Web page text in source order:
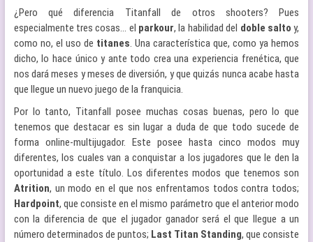
¿Pero qué diferencia Titanfall de otros shooters? Pues
especialmente tres cosas… el parkour, la habilidad del doble salto y,
como no, el uso de titanes. Una característica que, como ya hemos
dicho, lo hace único y ante todo crea una experiencia frenética, que
nos dará meses y meses de diversión, y que quizás nunca acabe hasta
que llegue un nuevo juego de la franquicia.
Por lo tanto, Titanfall posee muchas cosas buenas, pero lo que
tenemos que destacar es sin lugar a duda de que todo sucede de
forma online-multijugador. Este posee hasta cinco modos muy
diferentes, los cuales van a conquistar a los jugadores que le den la
oportunidad a este título. Los diferentes modos que tenemos son
Atrition, un modo en el que nos enfrentamos todos contra todos;
Hardpoint, que consiste en el mismo parámetro que el anterior modo
con la diferencia de que el jugador ganador será el que llegue a un
número determinados de puntos; Last Titan Standing, que consiste